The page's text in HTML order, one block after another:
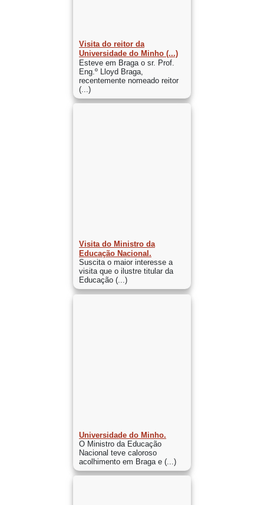
Visita do reitor da
Universidade do Minho (...)
Esteve em Braga o sr. Prof.
Eng.º Lloyd Braga,
recentemente nomeado reitor
(...)
Visita do Ministro da
Educação Nacional.
Suscita o maior interesse a
visita que o ilustre titular da
Educação (...)
Universidade do Minho.
O Ministro da Educação
Nacional teve caloroso
acolhimento em Braga e (...)